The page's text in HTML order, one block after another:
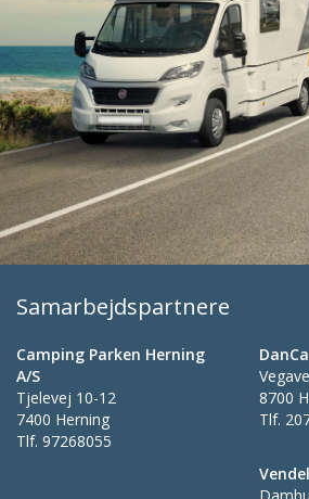
Samarbejdspartnere
Camping Parken Herning
A/S
Tjelevej 10-12
7400 Herning
Tlf. 97268055
8700
Tlf.